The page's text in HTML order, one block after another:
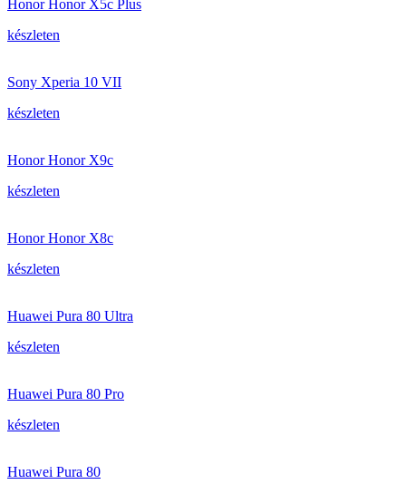
Honor Honor X5c Plus
készleten
Sony Xperia 10 VII
készleten
Honor Honor X9c
készleten
Honor Honor X8c
készleten
Huawei Pura 80 Ultra
készleten
Huawei Pura 80 Pro
készleten
Huawei Pura 80